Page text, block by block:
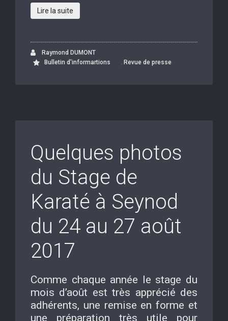
Lire la suite
Raymond DUMONT
Bulletin d'informartions
, Revue de presse
Quelques photos
du Stage de
Karaté à Seynod
du 24 au 27 août
2017
Comme chaque année le stage du
mois d’août est très apprécié des
adhérents, une remise en forme et
une préparation très utile pour